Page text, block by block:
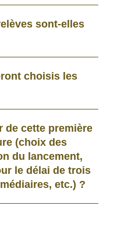
sont-elles
choisis les
de cette première
(choix des
du lancement,
le délai de trois
etc.) ?